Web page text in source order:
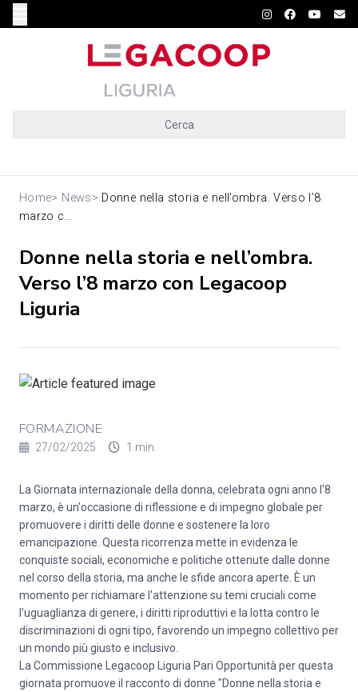
Cerca
Home> News> Donne nella storia e nell’ombra. Verso l’8
marzo c...
Donne nella storia e nell’ombra.
Verso l’8 marzo con Legacoop
Liguria
FORMAZIONE
27/02/2025 1 min
La Giornata internazionale della donna, celebrata ogni anno l'8
marzo, è un'occasione di riflessione e di impegno globale per
promuovere i diritti delle donne e sostenere la loro
emancipazione. Questa ricorrenza mette in evidenza le
conquiste sociali, economiche e politiche ottenute dalle donne
nel corso della storia, ma anche le sfide ancora aperte. È un
momento per richiamare l'attenzione su temi cruciali come
l'uguaglianza di genere, i diritti riproduttivi e la lotta contro le
discriminazioni di ogni tipo, favorendo un impegno collettivo per
un mondo più giusto e inclusivo.
La Commissione Legacoop Liguria Pari Opportunità per questa
giornata promuove il racconto di donne "Donne nella storia e